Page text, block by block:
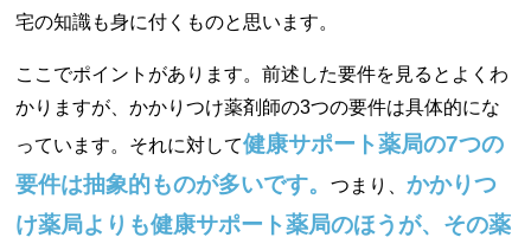
宅の知識も身に付くものと思います。
ここでポイントがあります。前述した要件を見るとよくわ
かりますが、かかりつけ薬剤師の3つの要件は具体的にな
っています。それに対して健康サポート薬局の7つの
要件は抽象的ものが多いです。
つまり、 かかりつ
け薬局よりも健康サポート薬局のほうが、その薬